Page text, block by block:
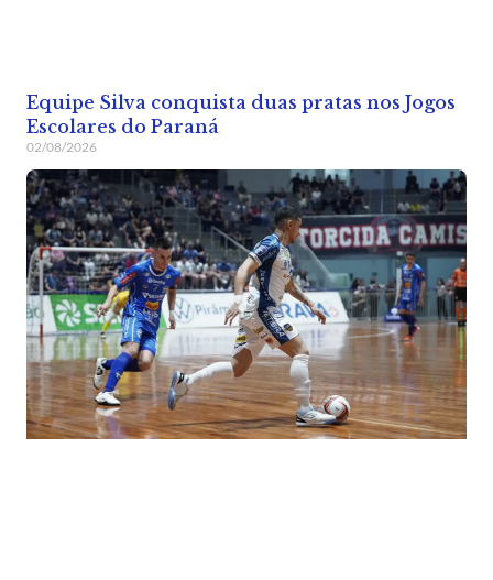
Equipe Silva conquista duas pratas nos Jogos
Escolares do Paraná
02/08/2026